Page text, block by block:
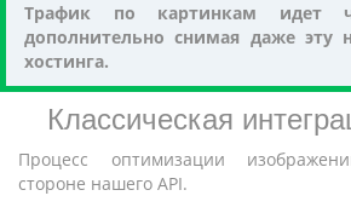
Трафик по картинкам идет
дополнительно снимая даже эту
хостинга.
Классическая
Процесс оптимизации
стороне нашего API.